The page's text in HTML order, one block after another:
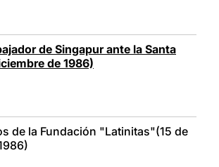
de Singapur ante la Santa
de 1986)
de la Fundación "Latinitas"(15 de